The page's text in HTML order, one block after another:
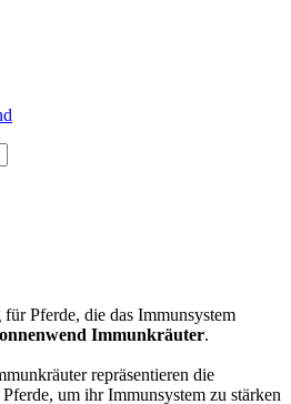
Pferde, die das Immunsystem
Immunkräuter.
repräsentieren die
um ihr Immunsystem zu stärken